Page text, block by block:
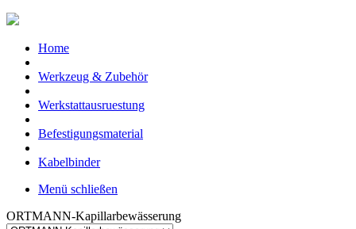
Home
Werkzeug & Zubehör
Werkstattausruestung
Befestigungsmaterial
Kabelbinder
Menü schließen
ORTMANN-Kapillarbewässerung